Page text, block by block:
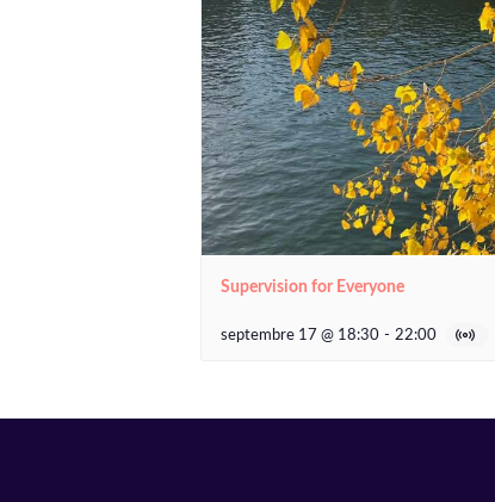
Supervision for Everyone
septembre 17 @ 18:30 - 22:00